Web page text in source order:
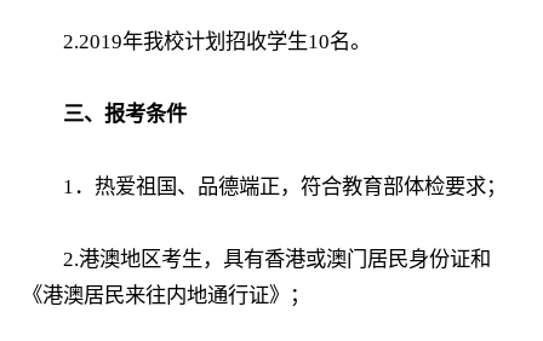
2.2019年我校计划招收学生10名。
三、报考条件
1．热爱祖国、品德端正，符合教育部体检要求；
2.港澳地区考生，具有香港或澳门居民身份证和
《港澳居民来往内地通行证》；